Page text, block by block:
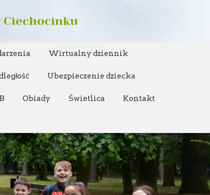
Ciechocinku
Wirtualny dziennik
Ubezpieczenie dziecka
Obiady Świetlica Kontakt